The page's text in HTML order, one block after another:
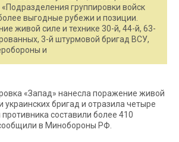
группировки войск
выгодные рубежи и позиции.
живой силе и технике 30-й, 44-й, 63-
3-й штурмовой бригад ВСУ,
и
«Запад» нанесла поражение живой
украинских бригад и отразила четыре
противника составили более 410
в Минобороны РФ.